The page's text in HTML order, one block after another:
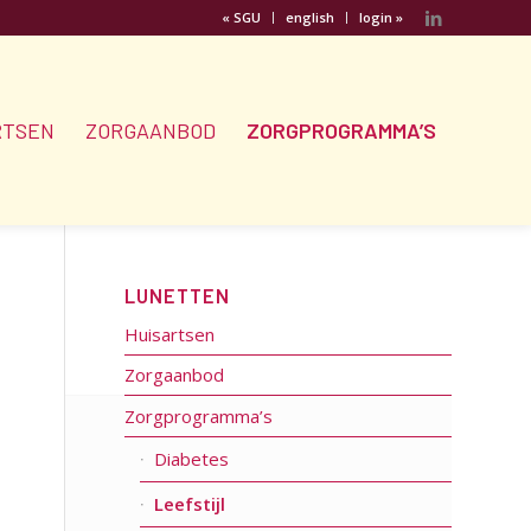
« SGU english login »
ZORGAANBOD ZORGPROGRAMMA’S
LUNETTEN
Huisartsen
Zorgaanbod
Zorgprogramma’s
Diabetes
Leefstijl